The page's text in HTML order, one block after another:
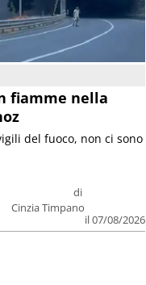
fiamme nella
di
Cinzia Timpano
il 07/08/2026
del fuoco, non ci sono